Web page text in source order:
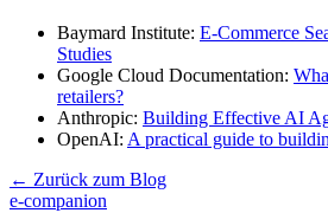
Baymard Institute: E-Commerce
Studies
Google Cloud Documentation:
retailers?
Anthropic: Building Effective AI
OpenAI: A practical guide to
← Zurück zum Blog
e-companion